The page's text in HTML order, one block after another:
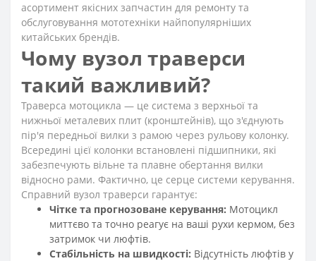
асортимент якісних запчастин для ремонту та
обслуговування мототехніки найпопулярніших
китайських брендів.
Чому вузол траверси
такий важливий?
Траверса мотоцикла — це система з верхньої та
нижньої металевих плит (кронштейнів), що з'єднують
пір'я передньої вилки з рамою через рульову колонку.
Всередині цієї колонки встановлені підшипники, які
забезпечують вільне та плавне обертання вилки
відносно рами. Фактично, це серце системи керування.
Справний вузол траверси гарантує:
Чітке та прогнозоване керування: Мотоцикл
миттєво та точно реагує на ваші рухи кермом, без
затримок чи люфтів.
Стабільність на швидкості: Відсутність люфтів у